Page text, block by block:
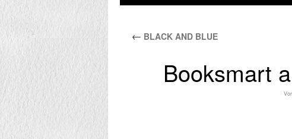
← BLACK AND BLUE
Booksmart